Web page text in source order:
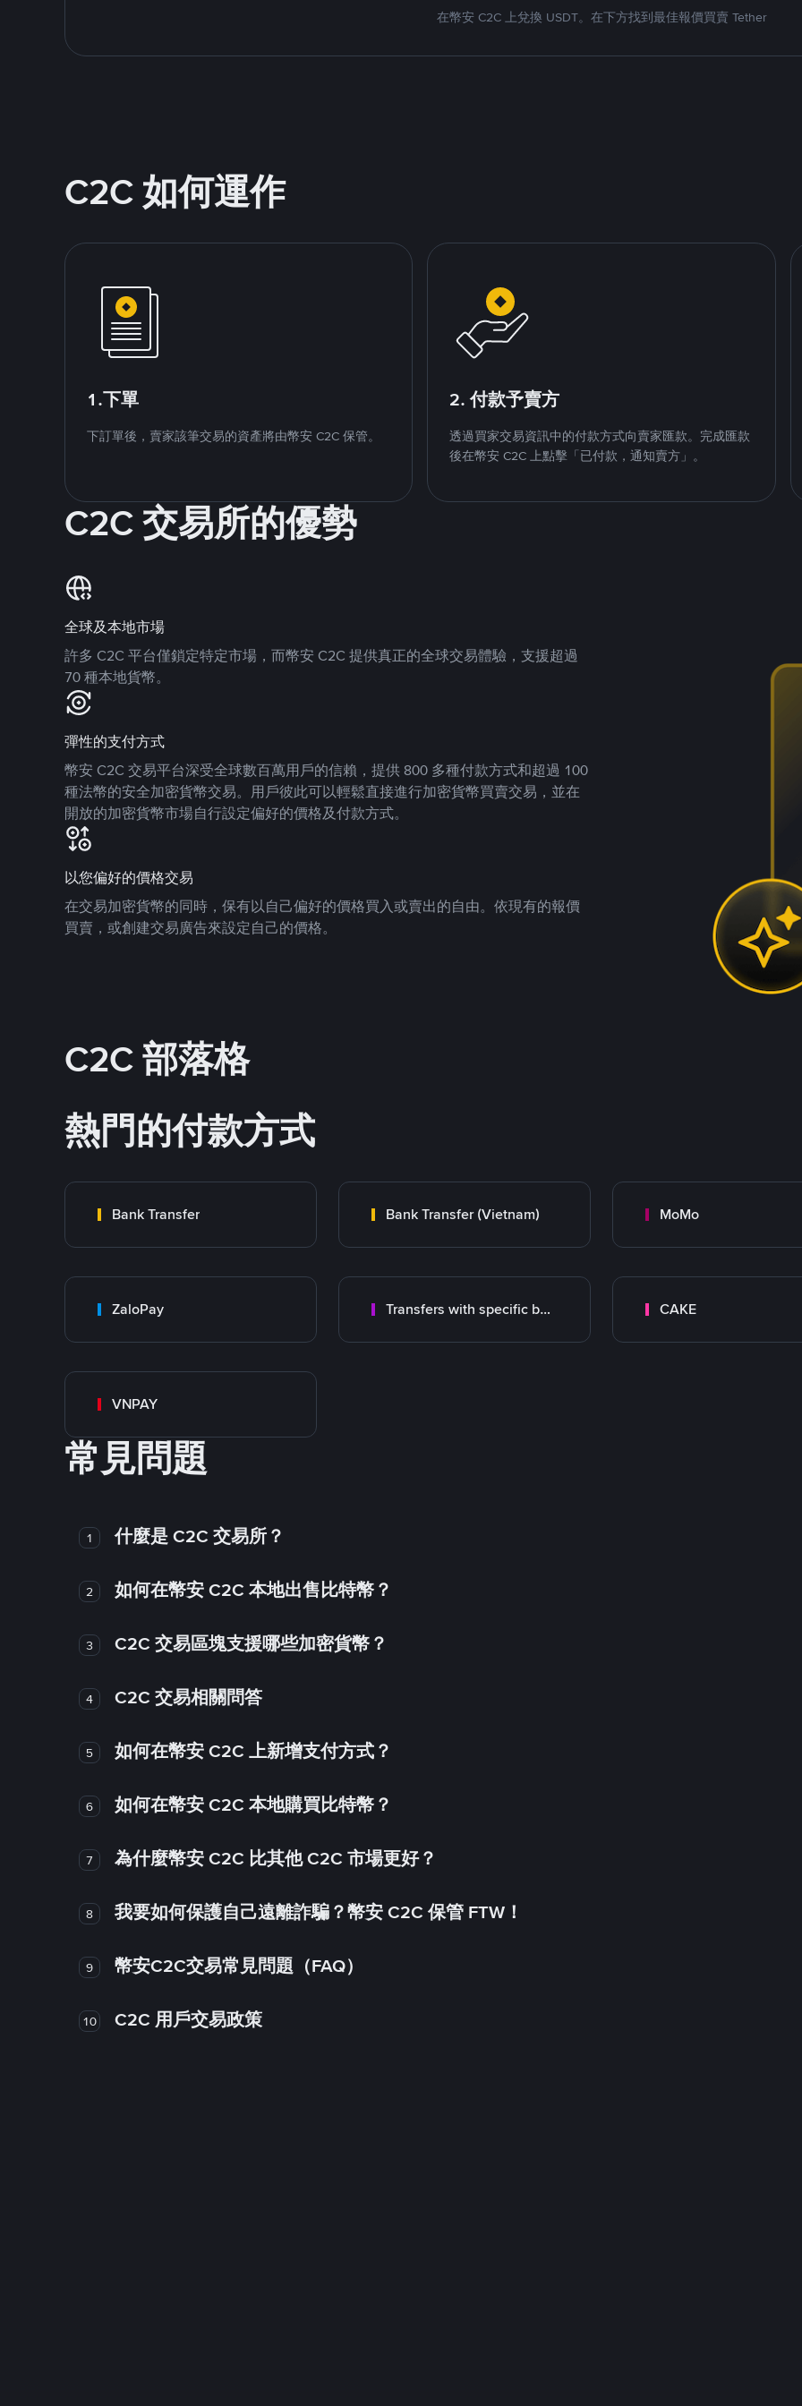
在幣安 C2C 上兌換 USDT。在下方找到最佳報價買賣 Tether
C2C 如何運作
1.下單
下訂單後，賣家該筆交易的資產將由幣安 C2C 保管。
2. 付款予賣方
透過買家交易資訊中的付款方式向賣家匯款。完成匯款
後在幣安 C2C 上點擊「已付款，通知賣方」。
C2C 交易所的優勢
全球及本地市場
許多 C2C 平台僅鎖定特定市場，而幣安 C2C 提供真正的全球交易體驗，支援超過
70 種本地貨幣。
彈性的支付方式
幣安 C2C 交易平台深受全球數百萬用戶的信賴，提供 800 多種付款方式和超過 100
種法幣的安全加密貨幣交易。用戶彼此可以輕鬆直接進行加密貨幣買賣交易，並在
開放的加密貨幣市場自行設定偏好的價格及付款方式。
以您偏好的價格交易
在交易加密貨幣的同時，保有以自己偏好的價格買入或賣出的自由。依現有的報價
買賣，或創建交易廣告來設定自己的價格。
C2C 部落格
熱門的付款方式
Bank Transfer Bank Transfer (Vietnam) MoMo
ZaloPay Transfers with specific bank CAKE
VNPAY
常見問題
1 什麼是 C2C 交易所？
2 如何在幣安 C2C 本地出售比特幣？
3 C2C 交易區塊支援哪些加密貨幣？
4 C2C 交易相關問答
5 如何在幣安 C2C 上新增支付方式？
6 如何在幣安 C2C 本地購買比特幣？
7 為什麼幣安 C2C 比其他 C2C 市場更好？
8 我要如何保護自己遠離詐騙？幣安 C2C 保管 FTW！
9 幣安C2C交易常見問題（FAQ）
10 C2C 用戶交易政策